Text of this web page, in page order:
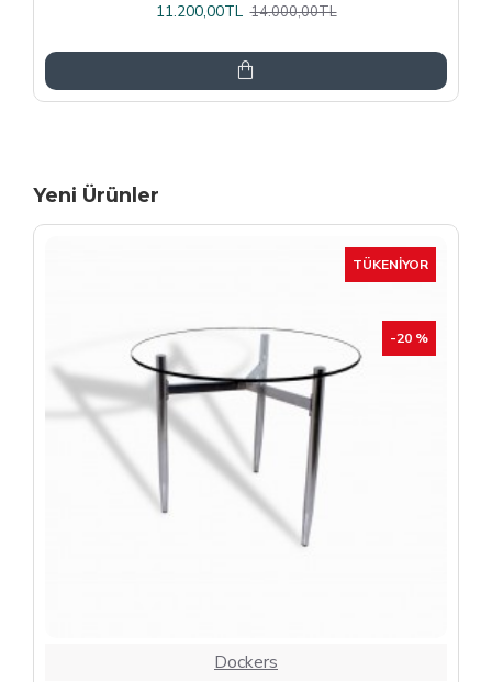
13.600,00TL 17.000,00TL
Yeni Ürünler
-15 %
Dockers